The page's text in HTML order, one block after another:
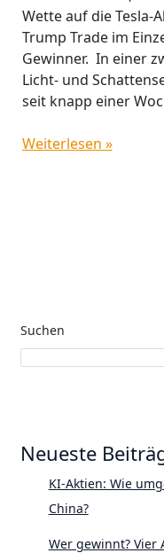
Wette auf die Tesla-
Trump Trade im
Gewinner. In einer
Licht- und
seit knapp einer
Weiterlesen »
Suchen
Neueste
KI-Aktien: Wie
China?
Wer gewinnt? Vier